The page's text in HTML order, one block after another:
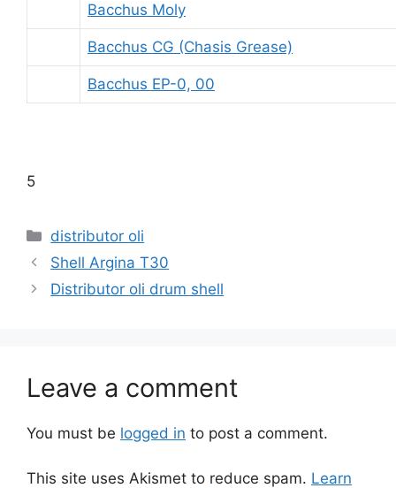
Bacchus Moly
Bacchus CG (Chasis Grease)
Bacchus EP-0, 00
5
distributor oli
Shell Argina T30
Distributor oli drum shell
Leave a comment
You must be logged in to post a comment.
This site uses Akismet to reduce spam. Learn